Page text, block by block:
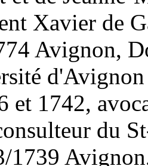
Xavier de
Avignon,
d'Avignon
et 1742,
du
1739